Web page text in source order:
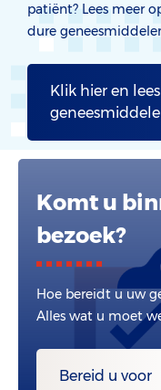
patiënt? Lees meer
dure
Klik hier en
Komt u
bezoek?
Hoe bereidt u uw
Alles wat u moet
Bereid u voor